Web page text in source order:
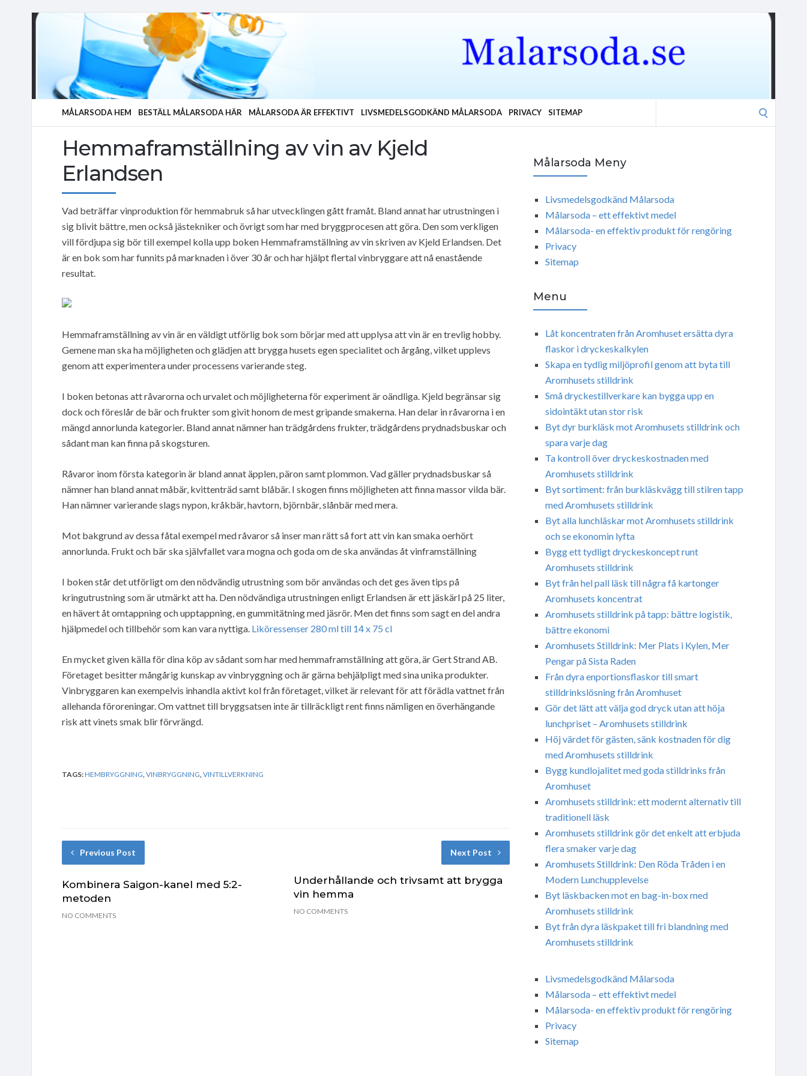
MÅLARSODA HEM BESTÄLL MÅLARSODA HÄR MÅLARSODA ÄR EFFEKTIVT LIVSMEDELSGODKÄND MÅLARSODA PRIVACY SITEMAP
Hemmaframställning av vin av Kjeld
Erlandsen
Vad beträffar vinproduktion för hemmabruk så har utvecklingen gått framåt. Bland annat har utrustningen i
sig blivit bättre, men också jästekniker och övrigt som har med bryggprocesen att göra. Den som verkligen
vill fördjupa sig bör till exempel kolla upp boken Hemmaframställning av vin skriven av Kjeld Erlandsen. Det
är en bok som har funnits på marknaden i över 30 år och har hjälpt flertal vinbryggare att nå enastående
resultat.
Hemmaframställning av vin är en väldigt utförlig bok som börjar med att upplysa att vin är en trevlig hobby.
Gemene man ska ha möjligheten och glädjen att brygga husets egen specialitet och årgång, vilket upplevs
genom att experimentera under processens varierande steg.
I boken betonas att råvarorna och urvalet och möjligheterna för experiment är oändliga. Kjeld begränsar sig
dock och föreslår de bär och frukter som givit honom de mest gripande smakerna. Han delar in råvarorna i en
mängd annorlunda kategorier. Bland annat nämner han trädgårdens frukter, trädgårdens prydnadsbuskar och
sådant man kan finna på skogsturen.
Råvaror inom första kategorin är bland annat äpplen, päron samt plommon. Vad gäller prydnadsbuskar så
nämner han bland annat måbär, kvittenträd samt blåbär. I skogen finns möjligheten att finna massor vilda bär.
Han nämner varierande slags nypon, kråkbär, havtorn, björnbär, slånbär med mera.
Mot bakgrund av dessa fåtal exempel med råvaror så inser man rätt så fort att vin kan smaka oerhört
annorlunda. Frukt och bär ska självfallet vara mogna och goda om de ska användas åt vinframställning
I boken står det utförligt om den nödvändig utrustning som bör användas och det ges även tips på
kringutrustning som är utmärkt att ha. Den nödvändiga utrustningen enligt Erlandsen är ett jäskärl på 25 liter,
en hävert åt omtappning och upptappning, en gummitätning med jäsrör. Men det finns som sagt en del andra
hjälpmedel och tillbehör som kan vara nyttiga. Liköressenser 280 ml till 14 x 75 cl
En mycket given källa för dina köp av sådant som har med hemmaframställning att göra, är Gert Strand AB.
Företaget besitter mångårig kunskap av vinbryggning och är gärna behjälpligt med sina unika produkter.
Vinbryggaren kan exempelvis inhandla aktivt kol från företaget, vilket är relevant för att förädla vattnet från
allehanda föroreningar. Om vattnet till bryggsatsen inte är tillräckligt rent finns nämligen en överhängande
risk att vinets smak blir förvrängd.
TAGS:HEMBRYGGNING VINBRYGGNING VINTILLVERKNING
Previous Post
Kombinera Saigon-kanel med 5:2-
metoden
NO COMMENTS
Next Post
Underhållande och trivsamt att brygga
vin hemma
NO COMMENTS
Målarsoda Meny
Livsmedelsgodkänd Målarsoda
Målarsoda – ett effektivt medel
Målarsoda- en effektiv produkt för rengöring
Privacy
Sitemap
Menu
Låt koncentraten från Aromhuset ersätta dyra
flaskor i dryckeskalkylen
Skapa en tydlig miljöprofil genom att byta till
Aromhusets stilldrink
Små dryckestillverkare kan bygga upp en
sidointäkt utan stor risk
Byt dyr burkläsk mot Aromhusets stilldrink och
spara varje dag
Ta kontroll över dryckeskostnaden med
Aromhusets stilldrink
Byt sortiment: från burkläskvägg till stilren tapp
med Aromhusets stilldrink
Byt alla lunchläskar mot Aromhusets stilldrink
och se ekonomin lyfta
Bygg ett tydligt dryckeskoncept runt
Aromhusets stilldrink
Byt från hel pall läsk till några få kartonger
Aromhusets koncentrat
Aromhusets stilldrink på tapp: bättre logistik,
bättre ekonomi
Aromhusets Stilldrink: Mer Plats i Kylen, Mer
Pengar på Sista Raden
Från dyra enportionsflaskor till smart
stilldrinkslösning från Aromhuset
Gör det lätt att välja god dryck utan att höja
lunchpriset – Aromhusets stilldrink
Höj värdet för gästen, sänk kostnaden för dig
med Aromhusets stilldrink
Bygg kundlojalitet med goda stilldrinks från
Aromhuset
Aromhusets stilldrink: ett modernt alternativ till
traditionell läsk
Aromhusets stilldrink gör det enkelt att erbjuda
flera smaker varje dag
Aromhusets Stilldrink: Den Röda Tråden i en
Modern Lunchupplevelse
Byt läskbacken mot en bag-in-box med
Aromhusets stilldrink
Byt från dyra läskpaket till fri blandning med
Aromhusets stilldrink
Livsmedelsgodkänd Målarsoda
Målarsoda – ett effektivt medel
Målarsoda- en effektiv produkt för rengöring
Privacy
Sitemap